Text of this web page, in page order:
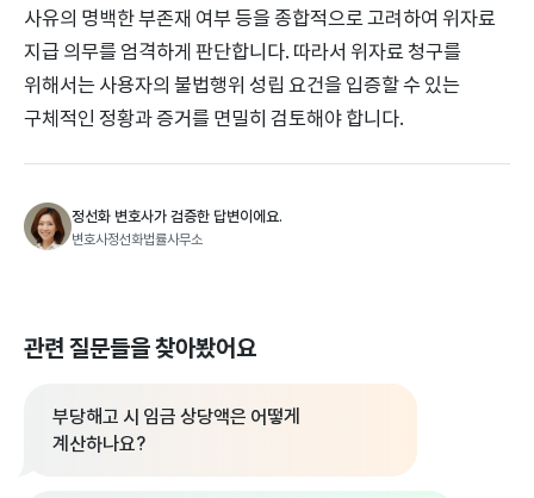
사유의 명백한 부존재 여부 등을 종합적으로 고려하여 위자료
지급 의무를 엄격하게 판단합니다. 따라서 위자료 청구를
위해서는 사용자의 불법행위 성립 요건을 입증할 수 있는
구체적인 정황과 증거를 면밀히 검토해야 합니다.
정선화 변호사가 검증한 답변이에요.
변호사정선화법률사무소
관련 질문들을 찾아봤어요
부당해고 시 임금 상당액은 어떻게
계산하나요?